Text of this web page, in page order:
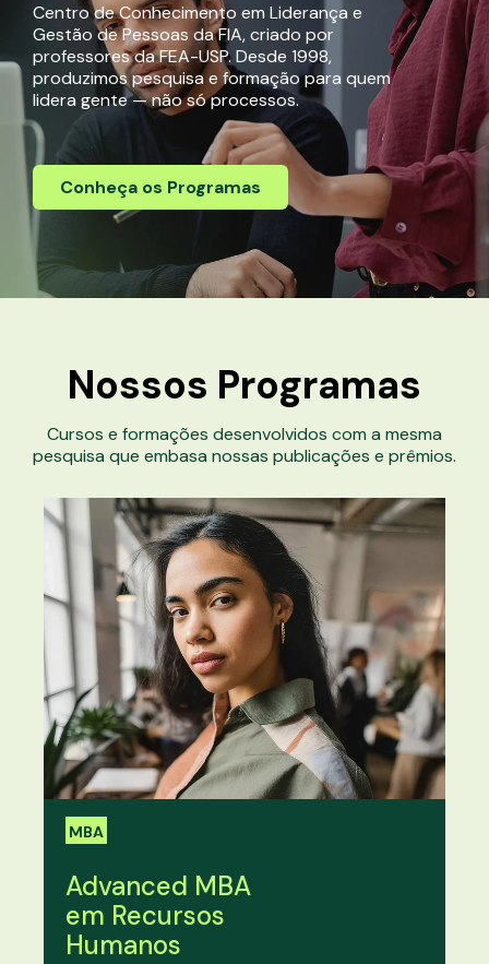
Centro de Conhecimento em Liderança e
Gestão de Pessoas da FIA, criado por
professores da FEA-USP. Desde 1998,
produzimos pesquisa e formação para quem
lidera gente — não só processos.
Conheça os Programas
Nossos Programas
Cursos e formações desenvolvidos com a mesma
pesquisa que embasa nossas publicações e prêmios.
MBA
Advanced MBA
em Recursos
Humanos